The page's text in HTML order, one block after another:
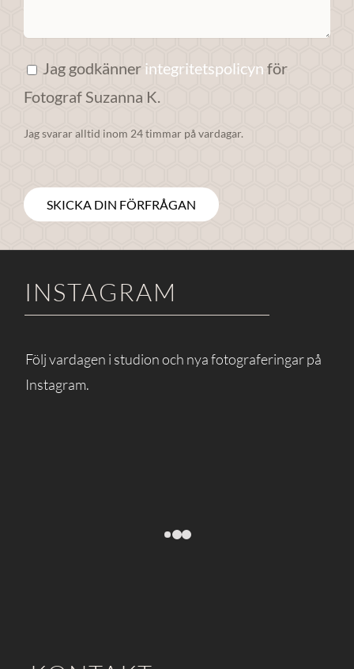
Jag godkänner integritetspolicyn för
Fotograf Suzanna K.
Jag svarar alltid inom 24 timmar på vardagar.
INSTAGRAM
Följ vardagen i studion och nya fotograferingar på
Instagram.